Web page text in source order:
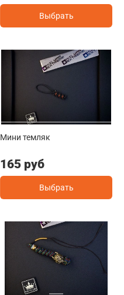
Выбрать
Мини темляк
165 руб
Выбрать